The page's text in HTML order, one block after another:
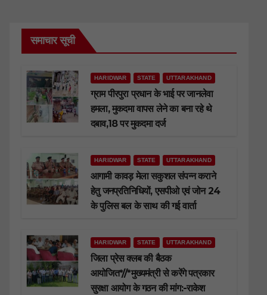
समाचार सूची
HARIDWAR STATE UTTARAKHAND
ग्राम पीरपुरा प्रधान के भाई पर जानलेवा
हमला, मुकदमा वापस लेने का बना रहे थे
दबाव,18 पर मुकदमा दर्ज
HARIDWAR STATE UTTARAKHAND
आगामी कावड़ मेला सकुशल संपन्न कराने
हेतु जनप्रतिनिधियों, एसपीओ एवं जोन 24
के पुलिस बल के साथ की गई वार्ता
HARIDWAR STATE UTTARAKHAND
जिला प्रेस क्लब की बैठक
आयोजित*//*मुख्यमंत्री से करेंगे पत्रकार
सुरक्षा आयोग के गठन की मांग:-राकेश